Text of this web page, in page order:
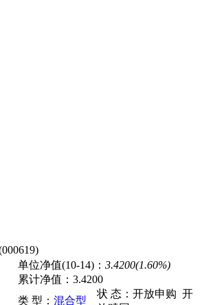
单位净值(10-14)： 3.4200(1.60%)
累计净值： 3.4200
类 型： 混合型
状 态： 开放申购 开